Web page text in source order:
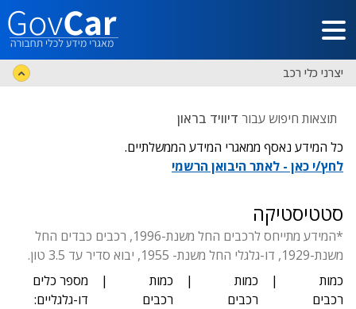
דלג לתוכן הראשי
יצרני כלי רכב
תוצאות חיפוש עבור דיוויד בראון
כל המידע נאסף ממאגרי המידע הממשלתיים.
לחץ/י כאן - לאתר היבואן הרשמי
סטטיסטיקה
*המידע מתייחס לרכבים החל משנת-1996, רכבים כבדים החל
משנת-1929, דו-גלגלי החל משנת- 1955, יבוא סדיר עד 3.5 טון.
כמות
רכבים
|
כמות
רכבים
|
כמות
רכבים
|
מספר כלים
דו-גלגליים: